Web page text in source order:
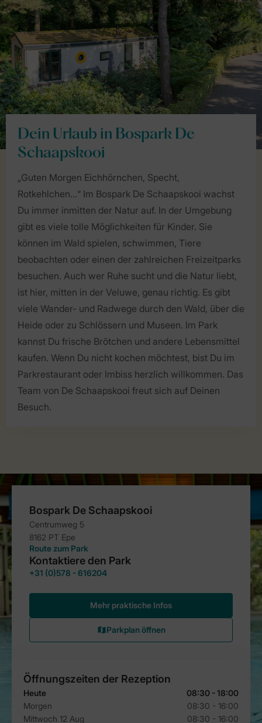
Dein Urlaub in Bospark De
Schaapskooi
„Guten Morgen Eichhörnchen, Specht,
Rotkehlchen…“ Im Bospark De Schaapskooi wachst
Du immer inmitten der Natur auf. In der Umgebung
gibt es viele tolle Möglichkeiten für Kinder. Sie
können im Wald spielen, schwimmen, Tiere
beobachten oder einen der zahlreichen Freizeitparks
besuchen. Auch wer Ruhe sucht und die Natur liebt,
ist hier, mitten in der Veluwe, genau richtig. Es gibt
viele Wander- und Radwege durch den Wald, über die
Heide oder zu Schlössern und Museen. Im Park
kannst Du frische Brötchen und andere Lebensmittel
kaufen. Wenn Du nicht kochen möchtest, bist Du im
Parkrestaurant oder Imbiss herzlich willkommen. Das
Team von De Schaapskooi freut sich auf Deinen
Besuch.